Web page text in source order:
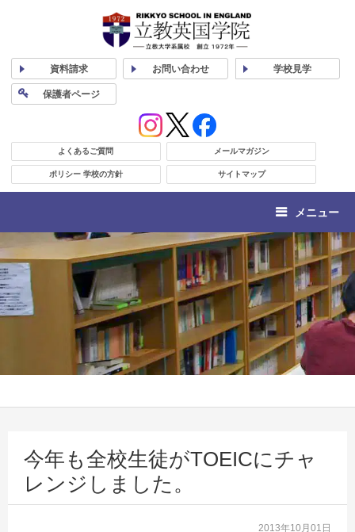
資料請求 お問い合わせ 学校見学
保護者ページ
よくあるご質問 メールマガジン
ポリシー 学校の方針 サイトマップ
メニュー
今年も全校生徒がTOEICにチャ
レンジしました。
2013年10月01日